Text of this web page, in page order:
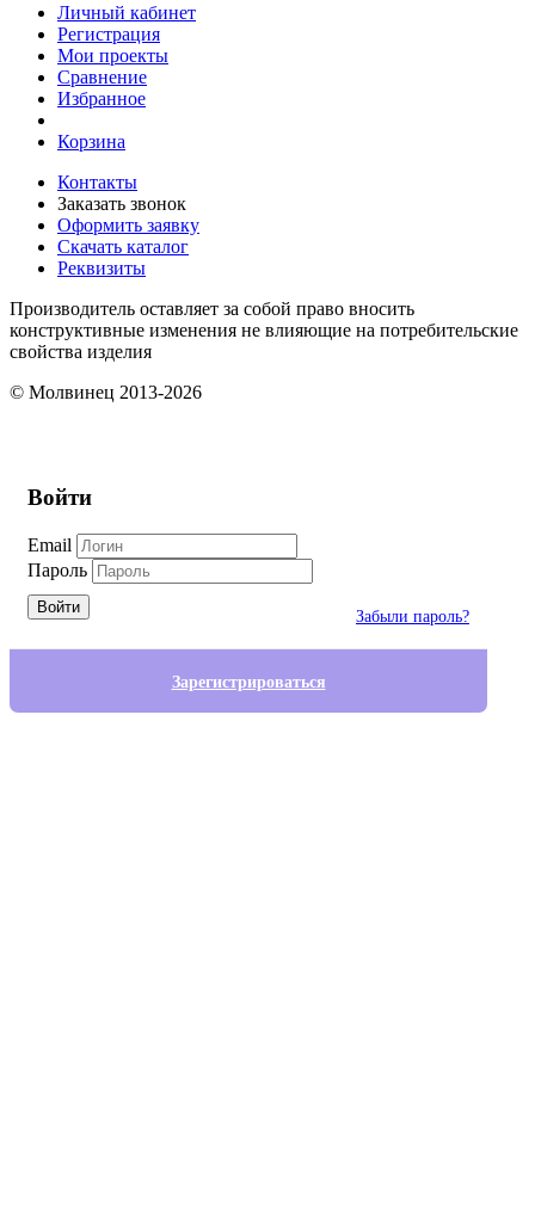
Личный кабинет
Регистрация
Мои проекты
Сравнение
Избранное
Корзина
Контакты
Заказать звонок
Оформить заявку
Скачать каталог
Реквизиты
Производитель оставляет за собой право вносить
конструктивные изменения не влияющие на потребительские
свойства изделия
© Молвинец 2013-2026
Войти
Email
Пароль
Войти
Забыли пароль?
Зарегистрироваться